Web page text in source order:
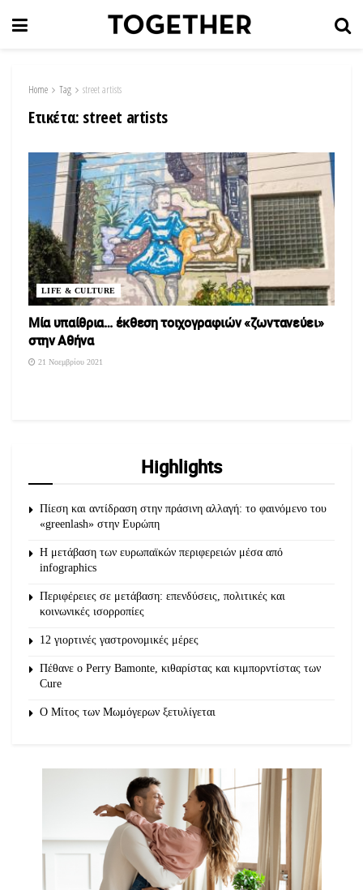
Home Tag street artists
Ετικέτα: street artists
LIFE & CULTURE
Μία υπαίθρια… έκθεση τοιχογραφιών «ζωντανεύει»
στην Αθήνα
21 Νοεμβρίου 2021
Highlights
Πίεση και αντίδραση στην πράσινη αλλαγή: το φαινόμενο του
«greenlash» στην Ευρώπη
Η μετάβαση των ευρωπαϊκών περιφερειών μέσα από
infographics
Περιφέρειες σε μετάβαση: επενδύσεις, πολιτικές και
κοινωνικές ισορροπίες
12 γιορτινές γαστρονομικές μέρες
Πέθανε ο Perry Bamonte, κιθαρίστας και κιμπορντίστας των
Cure
O Μίτος των Μωμόγερων ξετυλίγεται